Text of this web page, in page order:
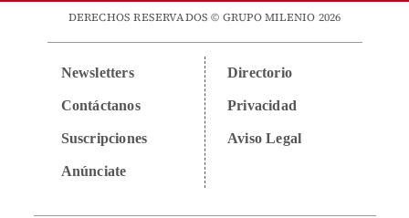
DERECHOS RESERVADOS © GRUPO MILENIO 2026
Newsletters
Contáctanos
Suscripciones
Anúnciate
Directorio
Privacidad
Aviso Legal